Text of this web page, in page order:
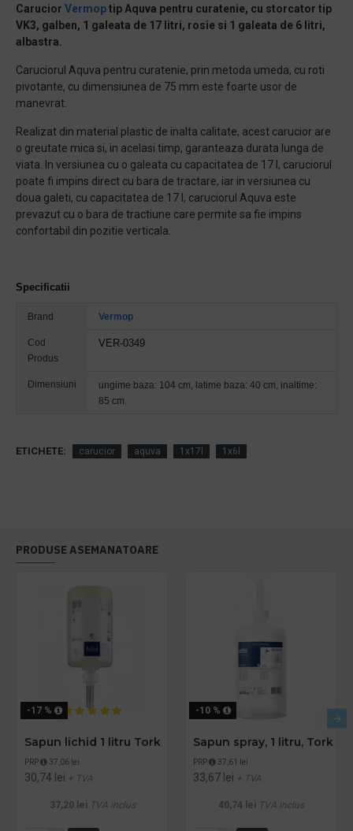
Carucior Vermoptip Aquva pentru curatenie, cu storcator tip
VK3, galben, 1 galeata de 17 litri, rosie si 1 galeata de 6 litri,
albastra.
Caruciorul Aquva pentru curatenie, prin metoda umeda, cu roti
pivotante, cu dimensiunea de 75 mm este foarte usor de
manevrat.
Realizat din material plastic de inalta calitate, acest carucior are
o greutate mica si, in acelasi timp, garanteaza durata lunga de
viata. In versiunea cu o galeata cu capacitatea de 17 l, caruciorul
poate fi impins direct cu bara de tractare, iar in versiunea cu
doua galeti, cu capacitatea de 17 l, caruciorul Aquva este
prevazut cu o bara de tractiune care permite sa fie impins
confortabil din pozitie verticala.
Specificatii
Brand Vermop
Cod
Produs
VER-0349​
Dimensiuni
ungime baza: 104 cm, latime baza: 40 cm, inaltime:
85 cm.
ETICHETE: carucior aquva 1x17l 1x6l
PRODUSE ASEMANATOARE
-17 %
Sapun lichid 1 litru Tork
PRP 37,06 lei
30,74 lei + TVA
37,20 lei TVA inclus
-10 %
Sapun spray, 1 litru, Tork
PRP 37,61 lei
33,67 lei + TVA
40,74 lei TVA inclus